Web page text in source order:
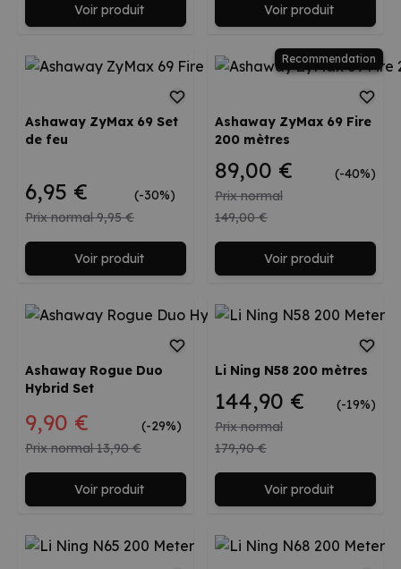
Voir produit Voir produit
Ashaway ZyMax 69 Set
de feu
6,95 €
Prix normal 9,95 €
(-30%)
Voir produit
Recommendation
Ashaway ZyMax 69 Fire
200 mètres
89,00 €
Prix normal
149,00 €
(-40%)
Voir produit
Ashaway Rogue Duo
Hybrid Set
Prix spécial
9,90 €
Prix normal 13,90 €
(-29%)
Voir produit
Li Ning N58 200 mètres
144,90 €
Prix normal
179,90 €
(-19%)
Voir produit